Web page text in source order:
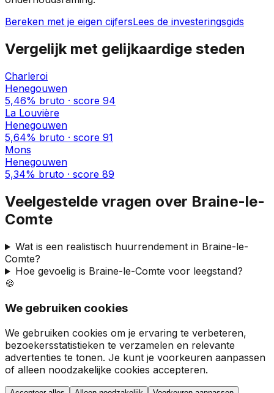
Bereken met je eigen cijfersLees de investeringsgids
Vergelijk met gelijkaardige steden
Charleroi
Henegouwen
5,46% bruto · score 94
La Louvière
Henegouwen
5,64% bruto · score 91
Mons
Henegouwen
5,34% bruto · score 89
Veelgestelde vragen over Braine-le-
Comte
Wat is een realistisch huurrendement in Braine-le-
Comte?
Hoe gevoelig is Braine-le-Comte voor leegstand?
🍪
We gebruiken cookies
We gebruiken cookies om je ervaring te verbeteren,
bezoekersstatistieken te verzamelen en relevante
advertenties te tonen. Je kunt je voorkeuren aanpassen
of alleen noodzakelijke cookies accepteren.